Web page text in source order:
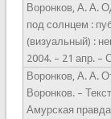
Воронков, А. А.
под солнцем :
(визуальный) :
2004. – 21 апр. –
Воронков, А. А.
Воронков. –
Амурская